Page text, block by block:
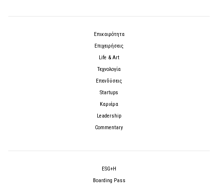
Επικαιρότητα
Επιχειρήσεις
Life & Art
Τεχνολογία
Επενδύσεις
Startups
Καριέρα
Leadership
Commentary
ESG+H
Boarding Pass